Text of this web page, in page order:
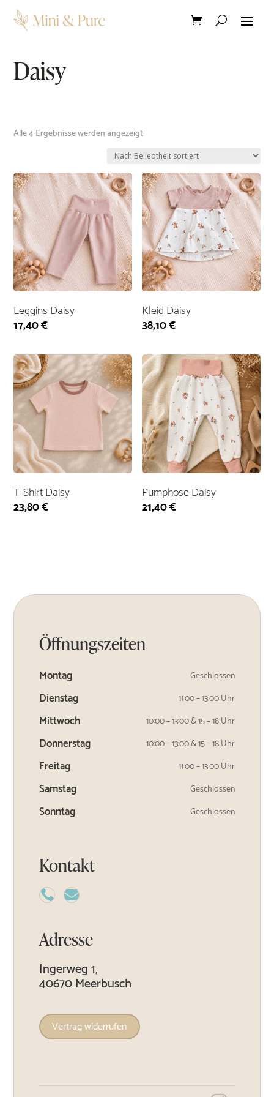
Daisy
Alle 4 Ergebnisse werden angezeigt
sortiert
Leggins Daisy
17,40€
Kleid Daisy
38,10€
T-Shirt Daisy
23,80€
Pumphose Daisy
21,40€
Öffnungszeiten
Montag Geschlossen
Dienstag 11:00 – 13:00 Uhr
Mittwoch 10:00 – 13:00 & 15 – 18 Uhr
Donnerstag 10:00 – 13:00 & 15 – 18 Uhr
Freitag 11:00 – 13:00 Uhr
Samstag Geschlossen
Sonntag Geschlossen
Kontakt
 
Adresse
Ingerweg 1,
40670 Meerbusch
Vertrag widerrufen